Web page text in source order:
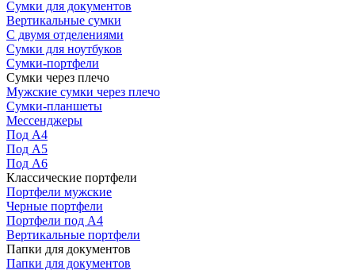
Сумки для документов
Вертикальные сумки
С двумя отделениями
Сумки для ноутбуков
Сумки-портфели
Сумки через плечо
Мужские сумки через плечо
Сумки-планшеты
Мессенджеры
Под А4
Под А5
Под А6
Классические портфели
Портфели мужские
Черные портфели
Портфели под А4
Вертикальные портфели
Папки для документов
Папки для документов